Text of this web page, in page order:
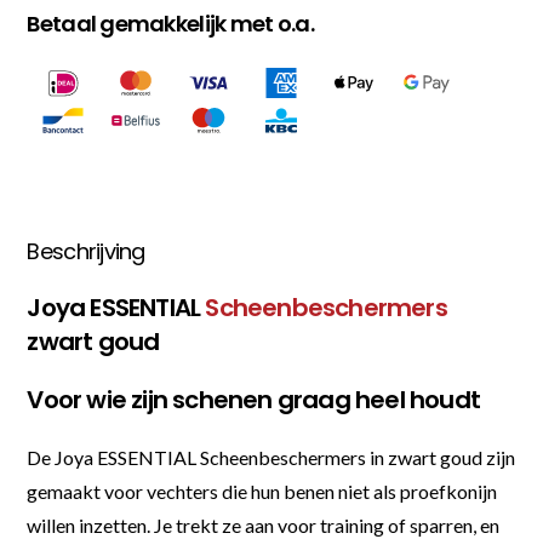
Betaal gemakkelijk met o.a.
Beschrijving
Joya ESSENTIALScheenbeschermers
zwart goud
Voor wie zijn schenen graag heel houdt
De Joya ESSENTIAL Scheenbeschermers in zwart goud zijn
gemaakt voor vechters die hun benen niet als proefkonijn
willen inzetten. Je trekt ze aan voor training of sparren, en